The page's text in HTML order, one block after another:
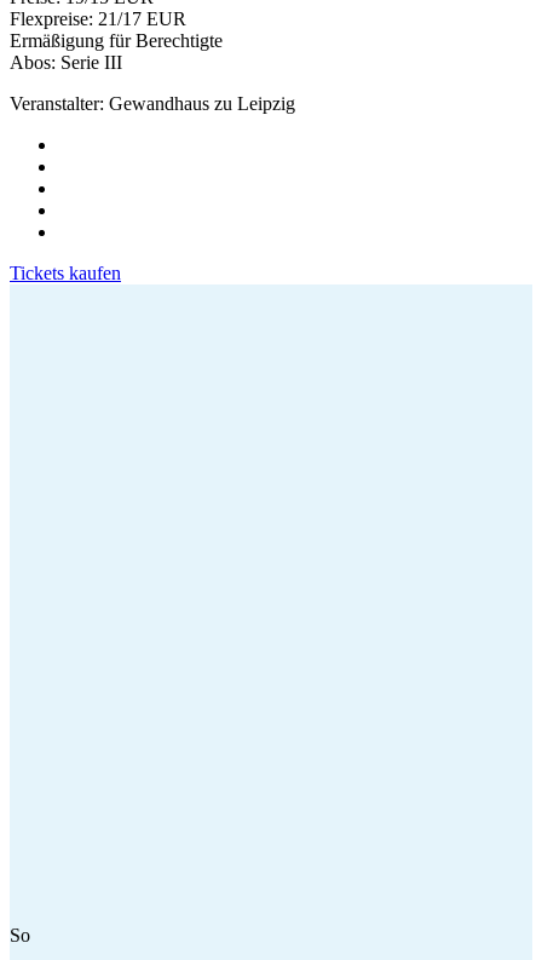
Flexpreise: 21/17 EUR
Ermäßigung für Berechtigte
Abos: Serie III
Veranstalter: Gewandhaus zu Leipzig
Tickets kaufen
So